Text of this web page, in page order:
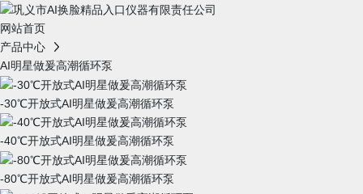
网站首页
产品中心
AI明星做爰高潮循环泵
-30℃开放式AI明星做爰高潮循环泵
-40℃开放式AI明星做爰高潮循环泵
-80℃开放式AI明星做爰高潮循环泵